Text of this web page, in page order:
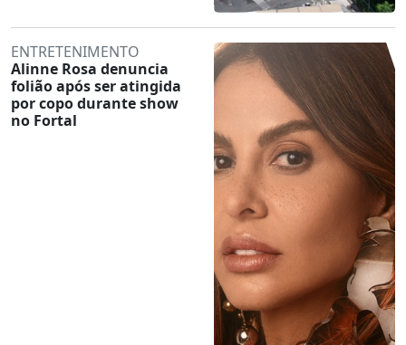
ENTRETENIMENTO
Alinne Rosa denuncia
folião após ser atingida
por copo durante show
no Fortal